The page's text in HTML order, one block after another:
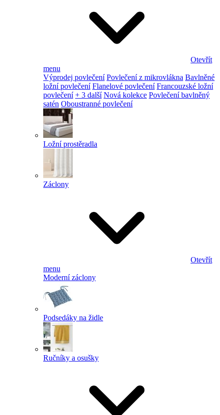
Otevřít
menu
Výprodej povlečení Povlečení z mikrovlákna Bavlněné
ložní povlečení Flanelové povlečení Francouzské ložní
povlečení + 3 další Nová kolekce Povlečení bavlněný
satén Oboustranné povlečení
Ložní prostěradla
Záclony
Otevřít
menu
Moderní záclony
Podsedáky na židle
Ručníky a osušky